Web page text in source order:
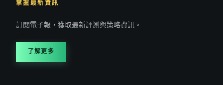
掌握最新資訊
訂閱電子報，獲取最新評測與策略資訊。
了解更多